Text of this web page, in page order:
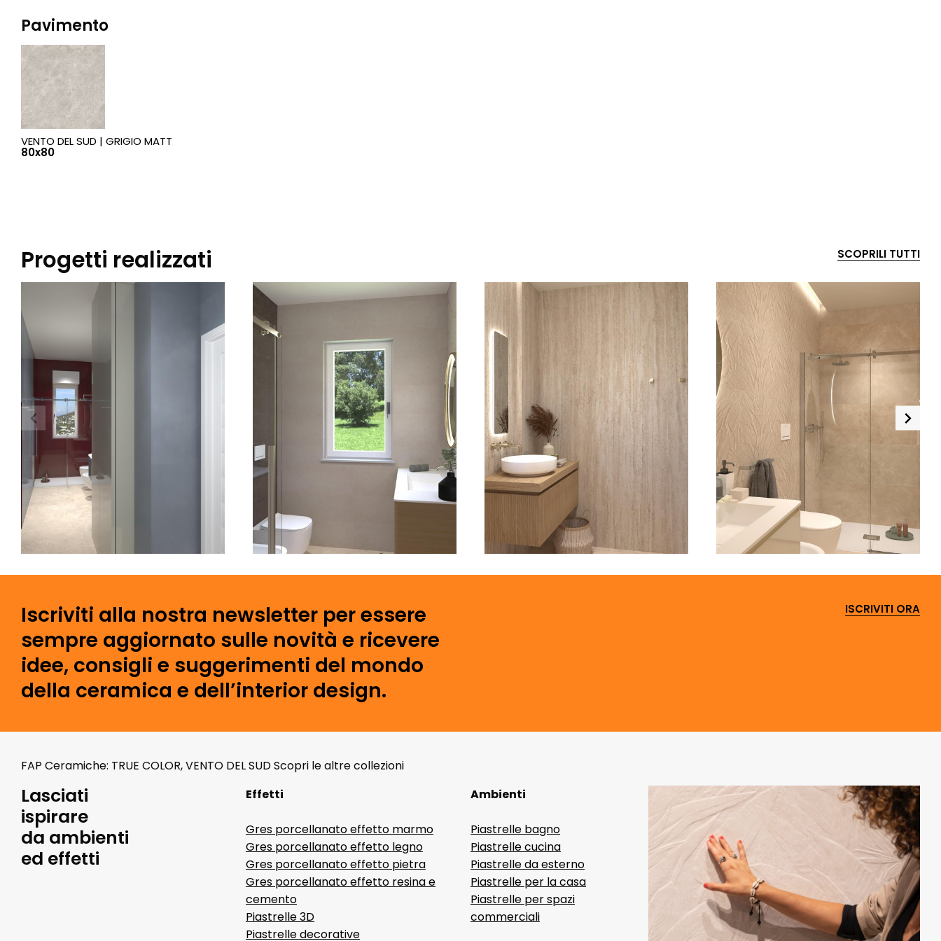
Pavimento
VENTO DEL SUD | GRIGIO MATT
80x80
Progetti realizzati SCOPRILI TUTTI
Iscriviti alla nostra newsletter per essere
sempre aggiornato sulle novità e ricevere
idee, consigli e suggerimenti del mondo
della ceramica e dell’interior design.
ISCRIVITI ORA
FAP Ceramiche: TRUE COLOR, VENTO DEL SUD Scopri le altre collezioni
Lasciati
ispirare
da ambienti
ed effetti
Effetti
Gres porcellanato effetto marmo
Gres porcellanato effetto legno
Gres porcellanato effetto pietra
Gres porcellanato effetto resina e
cemento
Piastrelle 3D
Piastrelle decorative
Ambienti
Piastrelle bagno
Piastrelle cucina
Piastrelle da esterno
Piastrelle per la casa
Piastrelle per spazi
commerciali